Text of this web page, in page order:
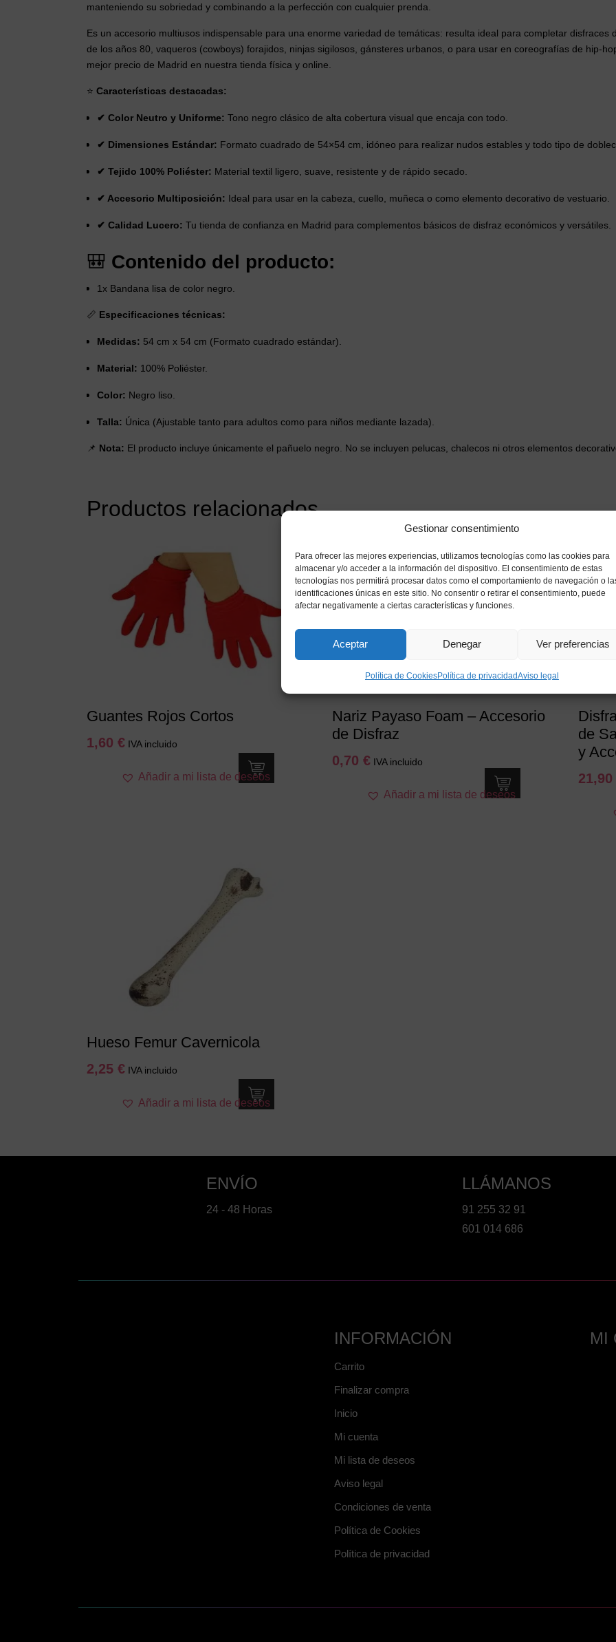
Gestionar consentimiento
Para ofrecer las mejores experiencias, utilizamos tecnologías como las cookies para
almacenar y/o acceder a la información del dispositivo. El consentimiento de estas
tecnologías nos permitirá procesar datos como el comportamiento de navegación o
identificaciones únicas en este sitio. No consentir o retirar el consentimiento, puede
afectar negativamente a ciertas características y funciones.
Aceptar Denegar Ver preferencias
Política de CookiesPolítica de privacidadAviso legal
manteniendo su sobriedad y combinando a la perfección con cualquier prenda.
Es un accesorio multiusos indispensable para una enorme variedad de temáticas: resulta ideal para completar
de los años 80, vaqueros (cowboys) forajidos, ninjas sigilosos, gánsteres urbanos, o para usar en coreografías de hip-
mejor precio de Madrid en nuestra tienda física y online.
⭐ Características destacadas:
✔ Color Neutro y Uniforme: Tono negro clásico de alta cobertura visual que encaja con todo.
✔ Dimensiones Estándar: Formato cuadrado de 54×54 cm, idóneo para realizar nudos estables y todo tipo de
✔ Tejido 100% Poliéster: Material textil ligero, suave, resistente y de rápido secado.
✔ Accesorio Multiposición: Ideal para usar en la cabeza, cuello, muñeca o como elemento decorativo de vestuario.
✔ Calidad Lucero: Tu tienda de confianza en Madrid para complementos básicos de disfraz económicos y versátiles.
🎒 Contenido del producto:
1x Bandana lisa de color negro.
📏 Especificaciones técnicas:
Medidas: 54 cm x 54 cm (Formato cuadrado estándar).
Material: 100% Poliéster.
Color: Negro liso.
Talla: Única (Ajustable tanto para adultos como para niños mediante lazada).
📌 Nota: El producto incluye únicamente el pañuelo negro. No se incluyen pelucas, chalecos ni otros elementos
Productos relacionados
Guantes Rojos Cortos
1,60 € IVA incluido
Añadir a mi lista de deseos
Nariz Payaso Foam – Accesorio
de Disfraz
0,70€ IVA incluido
Añadir a mi lista de deseos
de
y
21,90
Hueso Femur Cavernicola
2,25 € IVA incluido
Añadir a mi lista de deseos
ENVÍO
24 - 48 Horas
LLÁMANOS
91 255 32 91
601 014 686
INFORMACIÓN
Carrito
Finalizar compra
Inicio
Mi cuenta
Mi lista de deseos
Aviso legal
Condiciones de venta
Política de Cookies
Política de privacidad
MI